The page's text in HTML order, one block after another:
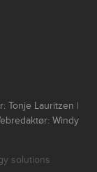
Tonje Lauritzen |
Windy
solutions